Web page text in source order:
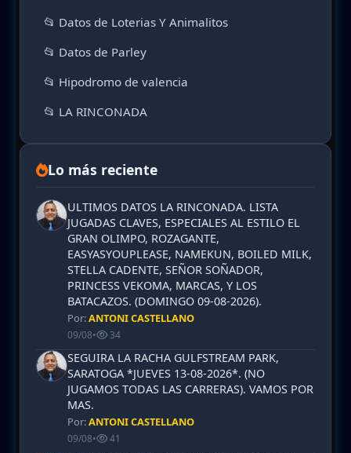
📂 Datos de Loterias Y Animalitos
📂 Datos de Parley
📂 Hipodromo de valencia
📂 LA RINCONADA
Lo más reciente
ULTIMOS DATOS LA RINCONADA. LISTA
JUGADAS CLAVES, ESPECIALES AL ESTILO EL
GRAN OLIMPO, ROZAGANTE,
EASYASYOUPLEASE, NAMEKUN, BOILED MILK,
STELLA CADENTE, SEÑOR SOÑADOR,
PRINCESS VEKOMA, MARCAS, Y LOS
BATACAZOS. (DOMINGO 09-08-2026).
Por:ANTONI CASTELLANO
09/08• 34
SEGUIRA LA RACHA GULFSTREAM PARK,
SARATOGA *JUEVES 13-08-2026*. (NO
JUGAMOS TODAS LAS CARRERAS). VAMOS POR
MAS.
Por:ANTONI CASTELLANO
09/08• 41